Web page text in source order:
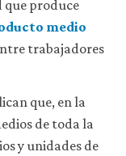
que produce
medio
trabajadores
que, en la
de toda la
y unidades de